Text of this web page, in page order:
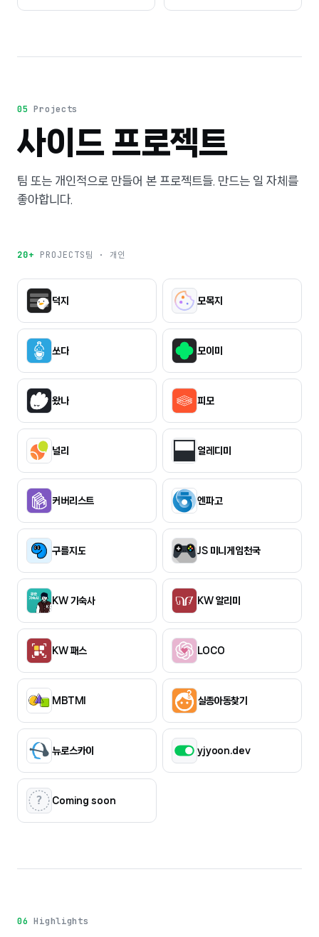
05 Projects
사이드 프로젝트
팀 또는 개인적으로 만들어 본 프로젝트들. 만드는 일 자체를
좋아합니다.
20+ PROJECTS팀 · 개인
덕지 모목지
쏘다 모이미
왔나 피모
널리 얼레디미
커버리스트 엔파고
구를지도 JS 미니게임천국
KW 기숙사 KW 알리미
KW 패스 LOCO
MBTMI 실종아동찾기
뉴로스카이 yjyoon.dev
Coming soon
06 Highlights